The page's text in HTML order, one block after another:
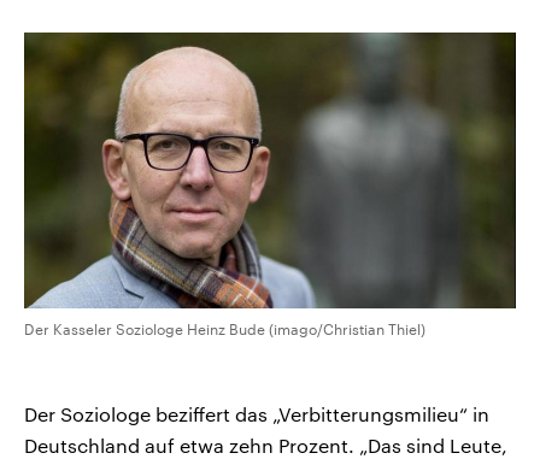
Der Kasseler Soziologe Heinz Bude (imago/Christian Thiel)
Der Soziologe beziffert das „Verbitterungsmilieu“ in
Deutschland auf etwa zehn Prozent. „Das sind Leute,